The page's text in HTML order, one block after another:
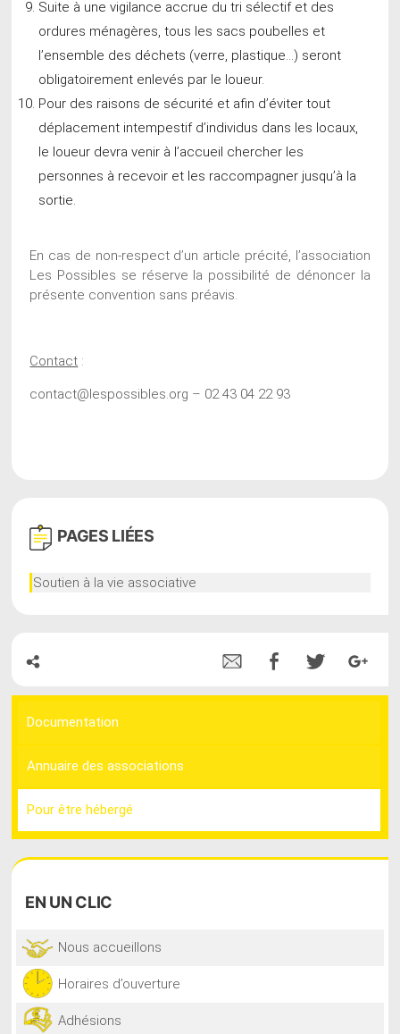
Suite à une vigilance accrue du tri sélectif et des
ordures ménagères, tous les sacs poubelles et
l’ensemble des déchets (verre, plastique…) seront
obligatoirement enlevés par le loueur.
Pour des raisons de sécurité et afin d’éviter tout
déplacement intempestif d’individus dans les locaux,
le loueur devra venir à l’accueil chercher les
personnes à recevoir et les raccompagner jusqu’à la
sortie.
En cas de non-respect d’un article précité, l’association
Les Possibles se réserve la possibilité de dénoncer la
présente convention sans préavis.
Contact :
contact@lespossibles.org – 02 43 04 22 93
PAGES LIÉES
Soutien à la vie associative
Documentation
Annuaire des associations
Pour être hébergé
EN UN CLIC
Nous accueillons
Horaires d’ouverture
Adhésions